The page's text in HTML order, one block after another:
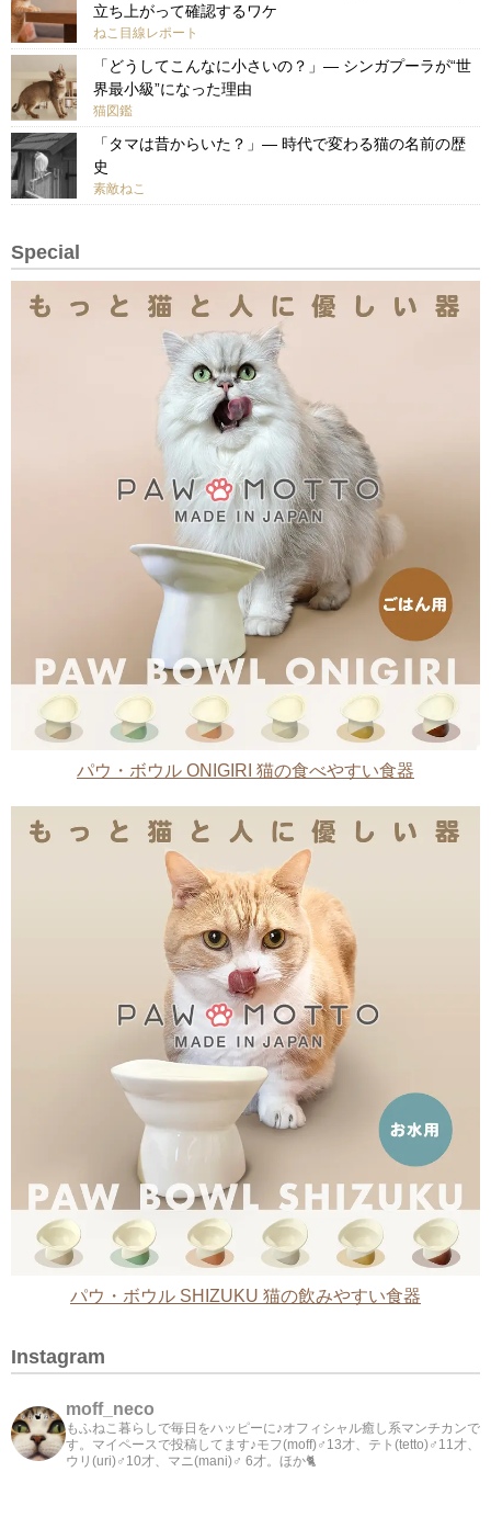
立ち上がって確認するワケ
ねこ目線レポート
「どうしてこんなに小さいの？」— シンガプーラが“世
界最小級”になった理由
猫図鑑
「タマは昔からいた？」— 時代で変わる猫の名前の歴
史
素敵ねこ
Special
パウ・ボウル ONIGIRI 猫の食べやすい食器
パウ・ボウル SHIZUKU 猫の飲みやすい食器
Instagram
moff_neco
もふねこ暮らしで毎日をハッピーに♪オフィシャル癒し系マンチカンで
す。マイペースで投稿してます♪モフ(moff)♂13才、テト(tetto)♂11才、
ウリ(uri)♂10才、マニ(mani)♂ 6才。ほか🐈